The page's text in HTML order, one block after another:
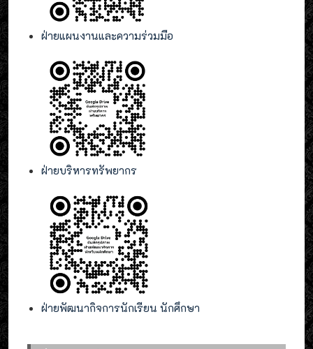
ฝ่ายแผนงานและความร่วมมือ
ฝ่ายบริหารทรัพยากร
ฝ่ายพัฒนากิจการนักเรียน นักศึกษา